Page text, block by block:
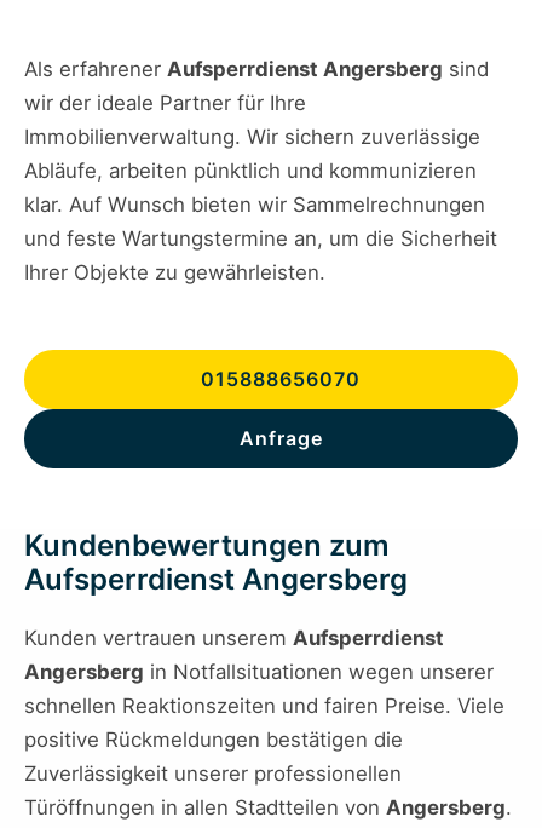
Als erfahrener Aufsperrdienst Angersberg sind
wir der ideale Partner für Ihre
Immobilienverwaltung. Wir sichern zuverlässige
Abläufe, arbeiten pünktlich und kommunizieren
klar. Auf Wunsch bieten wir Sammelrechnungen
und feste Wartungstermine an, um die Sicherheit
Ihrer Objekte zu gewährleisten.
015888656070
Anfrage
Kundenbewertungen zum
Aufsperrdienst Angersberg
Kunden vertrauen unserem Aufsperrdienst
Angersberg in Notfallsituationen wegen unserer
schnellen Reaktionszeiten und fairen Preise. Viele
positive Rückmeldungen bestätigen die
Zuverlässigkeit unserer professionellen
Türöffnungen in allen Stadtteilen von Angersberg.